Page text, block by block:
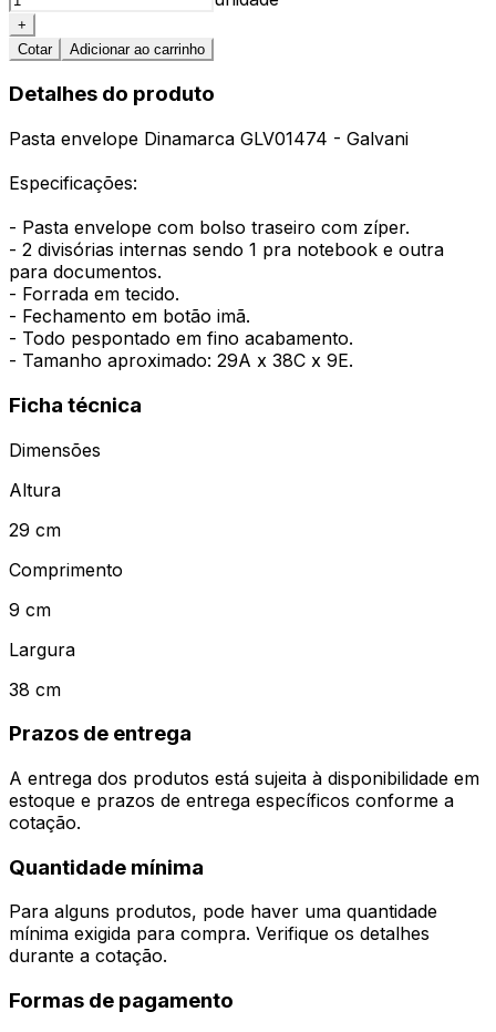
+
Cotar
Adicionar ao carrinho
Detalhes do produto
Pasta envelope Dinamarca GLV01474 - Galvani
Especificações:
- Pasta envelope com bolso traseiro com zíper.
- 2 divisórias internas sendo 1 pra notebook e outra
para documentos.
- Forrada em tecido.
- Fechamento em botão imã.
- Todo pespontado em fino acabamento.
- Tamanho aproximado: 29A x 38C x 9E.
Ficha técnica
Dimensões
Altura
29 cm
Comprimento
9 cm
Largura
38 cm
Prazos de entrega
A entrega dos produtos está sujeita à disponibilidade em
estoque e prazos de entrega específicos conforme a
cotação.
Quantidade mínima
Para alguns produtos, pode haver uma quantidade
mínima exigida para compra. Verifique os detalhes
durante a cotação.
Formas de pagamento